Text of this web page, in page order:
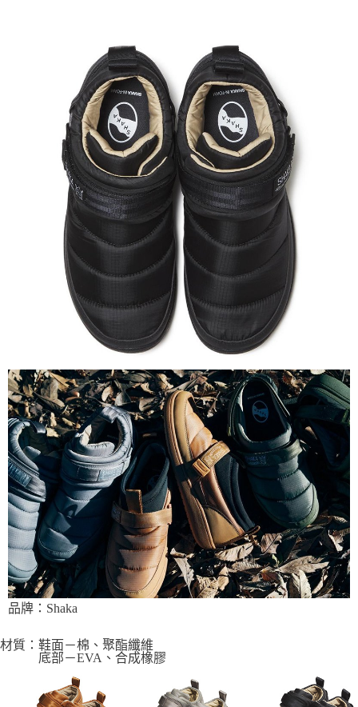
品牌：Shaka
材質：鞋面－棉、聚酯纖維
底部－EVA、合成橡膠